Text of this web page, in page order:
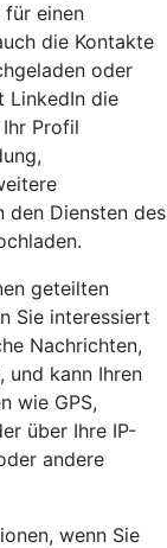
für einen
die Kontakte
oder
LinkedIn die
Profil
den Diensten des
geteilten
Sie interessiert
Nachrichten,
und kann Ihren
wie GPS,
über Ihre IP-
andere
wenn Sie